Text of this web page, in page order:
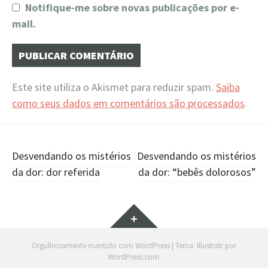
Notifique-me sobre novas publicações por e-
mail.
Este site utiliza o Akismet para reduzir spam. Saiba
como seus dados em comentários são processados.
Navegação
de
Desvendando os mistérios
da dor: dor referida
Desvendando os mistérios
da dor: “bebês dolorosos”
Widgets
Orgulhosamente mantido com WordPress | Tema: Illustratr por
WordPress.com.